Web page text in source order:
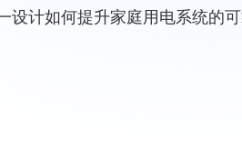
设计如何提升家庭用电系统的可